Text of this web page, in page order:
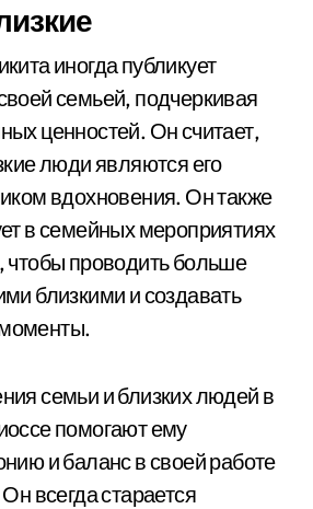
иногда публикует
семьей, подчеркивая
ценностей. Он считает,
люди являются его
вдохновения. Он также
в семейных мероприятиях
чтобы проводить больше
близкими и создавать
семьи и близких людей в
помогают ему
и баланс в своей работе
всегда старается